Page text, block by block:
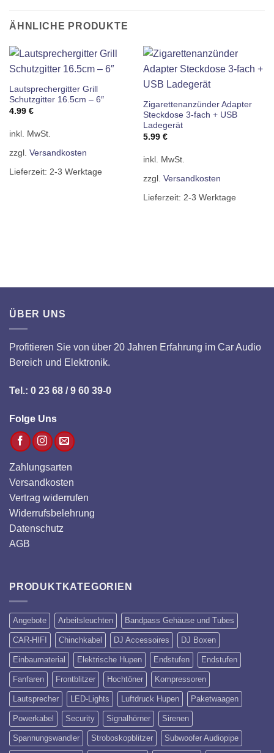
ÄHNLICHE PRODUKTE
Lautsprechergitter Grill
Schutzgitter 16.5cm – 6″
4.99 €
inkl. MwSt.
zzgl. Versandkosten
Lieferzeit: 2-3 Werktage
Zigarettenanzünder Adapter
Steckdose 3-fach + USB
Ladegerät
5.99 €
inkl. MwSt.
zzgl. Versandkosten
Lieferzeit: 2-3 Werktage
ÜBER UNS
Profitieren Sie von über 20 Jahren Erfahrung im Car Audio
Bereich und Elektronik.
Tel.: 0 23 68 / 9 60 39-0
Folge Uns
Zahlungsarten
Versandkosten
Vertrag widerrufen
Widerrufsbelehrung
Datenschutz
AGB
PRODUKTKATEGORIEN
Angebote Arbeitsleuchten Bandpass Gehäuse und Tubes
CAR-HIFI Chinchkabel DJ Accessoires DJ Boxen
Einbaumaterial Elektrische Hupen Endstufen Endstufen
Fanfaren Frontblitzer Hochtöner Kompressoren
Lautsprecher LED-Lights Luftdruck Hupen Paketwaagen
Powerkabel Security Signalhörner Sirenen
Spannungswandler Stroboskopblitzer Subwoofer Audiopipe